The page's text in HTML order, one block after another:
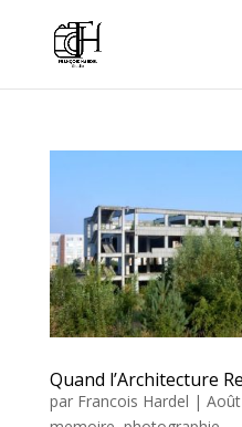
Quand l’Architecture
par Francois Hardel |